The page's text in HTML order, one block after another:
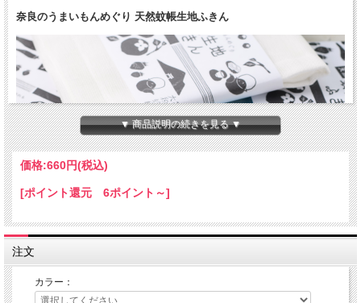
奈良のうまいもんめぐり 天然蚊帳生地ふきん
▼ 商品説明の続きを見る ▼
価格:660円(税込)
[ポイント還元 6ポイント～]
注文
カラー：